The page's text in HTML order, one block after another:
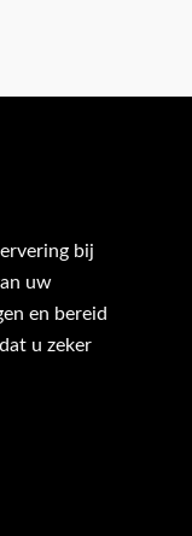
bij
uw
en bereid
u zeker